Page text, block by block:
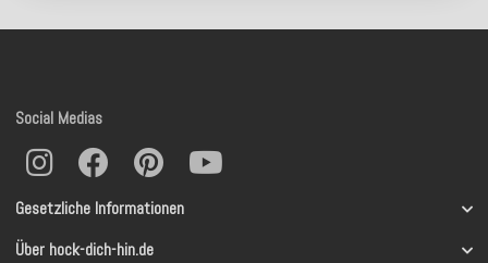
Gesetzliche Informationen
Über hock-dich-hin.de
Social Medias